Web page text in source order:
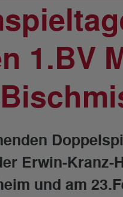
1.BV
Erwin-Kranz-
und am